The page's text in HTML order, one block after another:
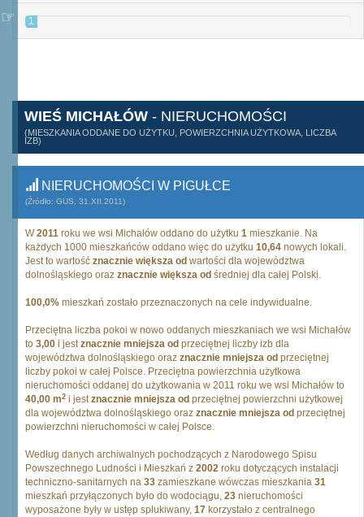
1
WIEŚ MICHAŁÓW - NIERUCHOMOŚCI
(MIESZKANIA ODDANE DO UŻYTKU, POWIERZCHNIA UŻYTKOWA, LICZBA
IZB)
NIERUCHOMOŚCI W PIGUŁCE
(Źródło: GUS, 31.XII.2011)
W2011 roku we wsi Michałów oddano do użytku 1 mieszkanie. Na
każdych 1000 mieszkańców oddano więc do użytku 10,64 nowych lokali.
Jest to wartość znacznie większa od wartości dla województwa
dolnośląskiego oraz znacznie większa od średniej dla całej Polski.
100,0% mieszkań zostało przeznaczonych na cele indywidualne.
Przeciętna liczba pokoi w nowo oddanych mieszkaniach we wsi Michałów
to 3,00 i jestznacznie mniejsza od przeciętnej liczby izb dla
województwa dolnośląskiego oraz znacznie mniejsza od przeciętnej
liczby pokoi w całej Polsce. Przeciętna powierzchnia użytkowa
nieruchomości oddanej do użytkowania w 2011 roku we wsi Michałów to
40,00 m2 i jestznacznie mniejsza od przeciętnej powierzchni użytkowej
dla województwa dolnośląskiego oraz znacznie mniejsza od przeciętnej
powierzchni nieruchomości w całej Polsce.
Według danych archiwalnych pochodzących z Narodowego Spisu
Powszechnego Ludności i Mieszkań z 2002 roku dotyczących instalacji
techniczno-sanitarnych na 33 zamieszkane wówczas mieszkania 31
mieszkań przyłączonych było do wodociągu, 23 nieruchomości
wyposażone były w ustęp spłukiwany, 17 korzystało z centralnego